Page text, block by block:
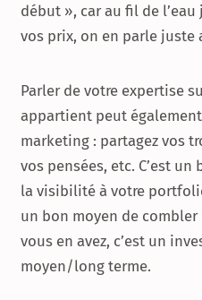
début », car au fil de
vos prix, on en parle juste
Parler de votre expertise
appartient peut
marketing : partagez vos
vos pensées, etc. C’est
la visibilité à votre
un bon moyen de combler
vous en avez, c’est un
moyen/long terme.